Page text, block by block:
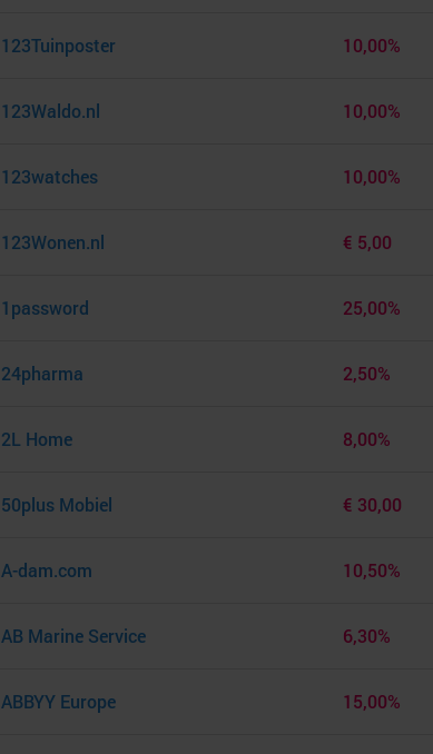
123Tuinposter 10,00%
123Waldo.nl 10,00%
123watches 10,00%
123Wonen.nl € 5,00
1password 25,00%
24pharma 2,50%
2L Home 8,00%
50plus Mobiel € 30,00
A-dam.com 10,50%
AB Marine Service 6,30%
ABBYY Europe 15,00%